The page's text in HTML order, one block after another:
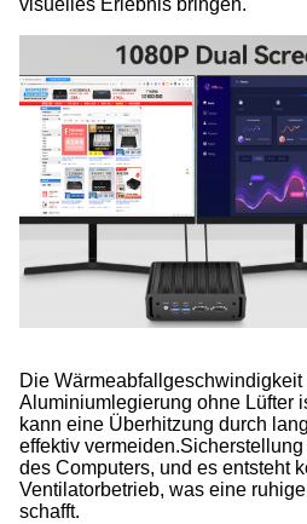
Die
Aluminiumlegierung ohne Lüfter
kann eine Überhitzung durch
effektiv
des Computers, und es entsteht
Ventilatorbetrieb, was eine
schafft.